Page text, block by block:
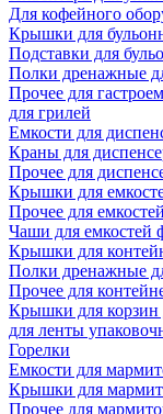
Для кофейного
Крышки для
Подставки для
Полки дренажные
Прочее для
для грилей
Емкости для
Краны для
Прочее для
Крышки для
Прочее для
Чаши для емкостей
Крышки для
Полки дренажные
Прочее для
Крышки для корзин
для ленты
Горелки
Емкости для
Крышки для
Прочее для